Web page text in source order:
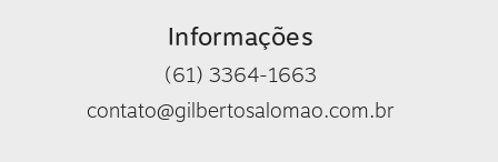
Informações
(61) 3364-1663
contato@gilbertosalomao.com.br